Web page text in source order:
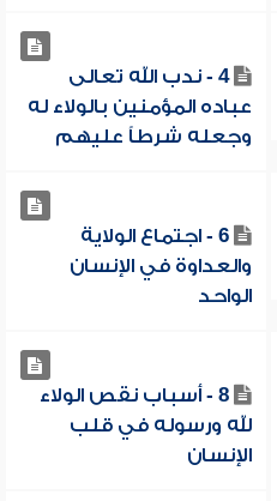
4 - ندب الله تعالى
عباده المؤمنين بالولاء له
وجعله شرطاً عليهم
6 - اجتماع الولاية
والعداوة في الإنسان
الواحد
8 - أسباب نقص الولاء
لله ورسوله في قلب
الإنسان